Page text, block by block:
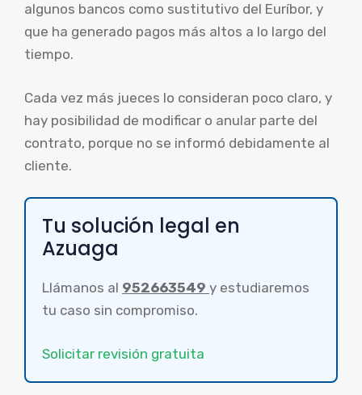
algunos bancos como sustitutivo del Euríbor, y
que ha generado pagos más altos a lo largo del
tiempo.
Cada vez más jueces lo consideran poco claro, y
hay posibilidad de modificar o anular parte del
contrato, porque no se informó debidamente al
cliente.
Tu solución legal en
Azuaga
Llámanos al 952663549 y estudiaremos
tu caso sin compromiso.
Solicitar revisión gratuita